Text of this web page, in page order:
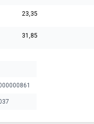
23,35
31,85